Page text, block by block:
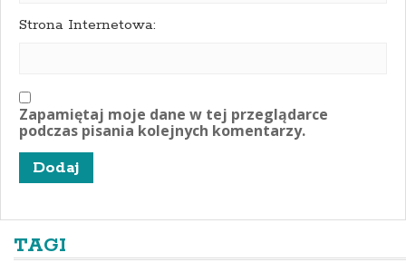
Strona Internetowa:
Zapamiętaj moje dane w tej przeglądarce
podczas pisania kolejnych komentarzy.
TAGI